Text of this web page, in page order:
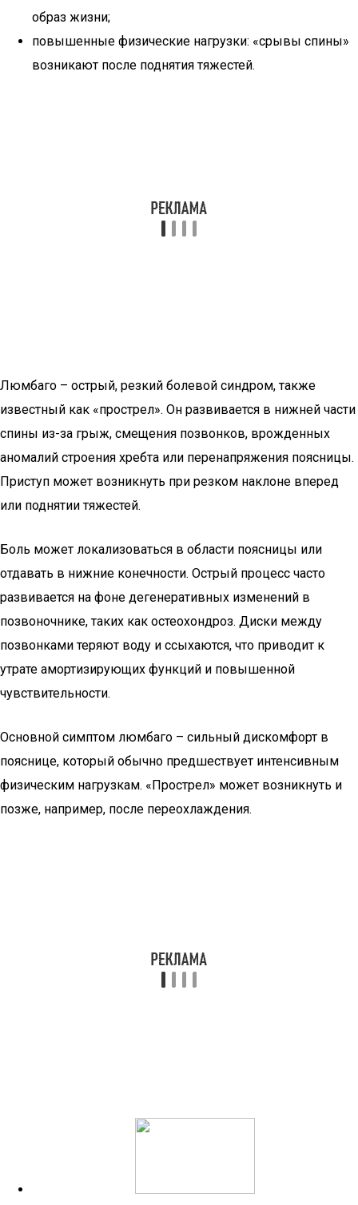
образ жизни;
повышенные физические нагрузки: «срывы спины»
возникают после поднятия тяжестей.
Люмбаго – острый, резкий болевой синдром, также
известный как «прострел». Он развивается в нижней части
спины из-за грыж, смещения позвонков, врожденных
аномалий строения хребта или перенапряжения поясницы.
Приступ может возникнуть при резком наклоне вперед
или поднятии тяжестей.
Боль может локализоваться в области поясницы или
отдавать в нижние конечности. Острый процесс часто
развивается на фоне дегенеративных изменений в
позвоночнике, таких как остеохондроз. Диски между
позвонками теряют воду и ссыхаются, что приводит к
утрате амортизирующих функций и повышенной
чувствительности.
Основной симптом люмбаго – сильный дискомфорт в
пояснице, который обычно предшествует интенсивным
физическим нагрузкам. «Прострел» может возникнуть и
позже, например, после переохлаждения.